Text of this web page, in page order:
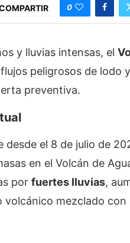
0
y lluvias intensas, el
peligrosos de lodo
preventiva.
desde el 8 de julio de
en el Volcán de
por fuertes lluvias,
volcánico mezclado